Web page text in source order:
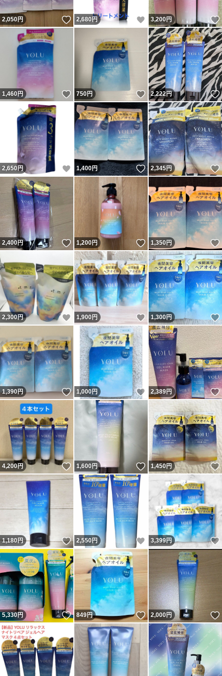
2,050円 いいね！
2,680 円 いいね！
3,200円
1,460円 いいね！
750円 いいね！
2,222円
2,650円 いいね！
1,400円 いいね！
2,345円
2,400円 いいね！
1,200円 いいね！
1,350円
2,300円 いいね！
1,900円 いいね！
1,300円
1,390円 いいね！
1,000円 いいね！
2,389円
4,200円 いいね！
1,600円 いいね！
1,450円
1,180円 いいね！
2,550円 いいね！
3,399円
5,330円 いいね！
849円 いいね！
2,000円